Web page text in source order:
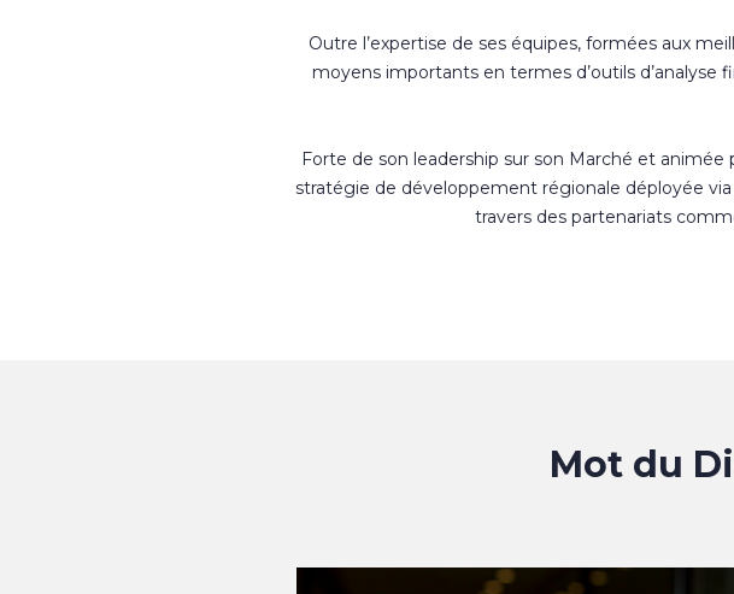
Outre l’expertise de ses équipes, formées aux
moyens importants en termes d’outils
Forte de son leadership sur son Marché et
stratégie de développement régionale déployée
travers des partenariats
Mot du